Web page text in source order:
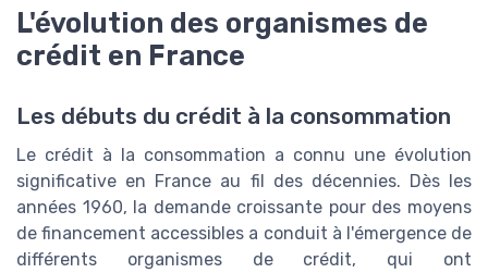
L'évolution des organismes de
crédit en France
Les débuts du crédit à la consommation
Le crédit à la consommation a connu une évolution
significative en France au fil des décennies. Dès les
années 1960, la demande croissante pour des moyens
de financement accessibles a conduit à l'émergence de
différents organismes de crédit, qui ont